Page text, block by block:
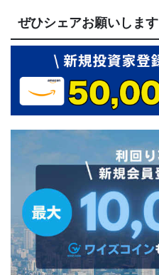
ぜひシェアお願いします